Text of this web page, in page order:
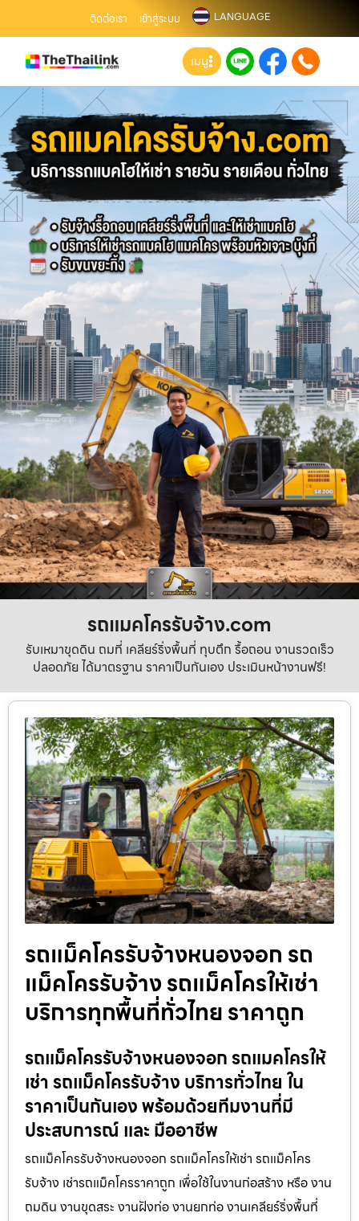
ติดต่อเรา เข้าสู่ระบบ LANGUAGE
เมนู
รถแมคโครรับจ้าง.com
รับเหมาขุดดิน ถมที่ เคลียร์ริ่งพื้นที่ ทุบตึก รื้อถอน งานรวดเร็ว
ปลอดภัย ได้มาตรฐาน ราคาเป็นกันเอง ประเมินหน้างานฟรี!
รถแม็คโครรับจ้างหนองจอก รถ
แม็คโครรับจ้าง รถแม็คโครให้เช่า
บริการทุกพื้นที่ทั่วไทย ราคาถูก
รถแม็คโครรับจ้างหนองจอก รถแมคโครให้
เช่า รถแม็คโครรับจ้าง บริการทั่วไทย ใน
ราคาเป็นกันเอง พร้อมด้วยทีมงานที่มี
ประสบการณ์ และ มืออาชีพ
รถแม็คโครรับจ้างหนองจอก รถแม็คโครให้เช่า รถแม็คโคร
รับจ้าง เช่ารถแม็คโครราคาถูก เพื่อใช้ในงานก่อสร้าง หรือ งาน
ถมดิน งานขุดสระ งานฝังท่อ งานยกท่อ งานเคลียร์ริ่งพื้นที่